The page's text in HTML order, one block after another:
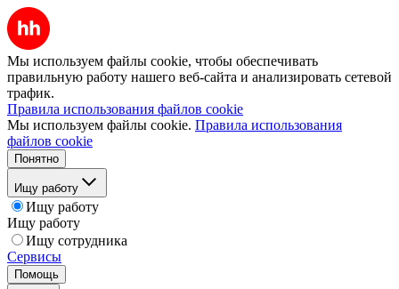
Мы используем файлы cookie, чтобы обеспечивать
правильную работу нашего веб-сайта и анализировать сетевой
трафик.
Правила использования файлов cookie
Мы используем файлы cookie. Правила использования
файлов cookie
Понятно
Ищу работу
Ищу работу
Ищу работу
Ищу сотрудника
Сервисы
Помощь